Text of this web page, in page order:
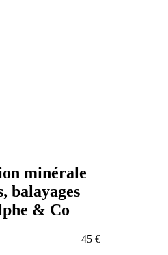
minérale
balayages
& Co
45 €